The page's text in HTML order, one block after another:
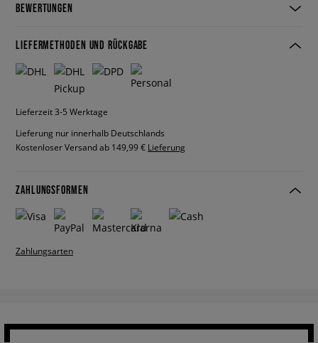
BEWERTUNGEN
LIEFERMETHODEN UND RÜCKGABE
Lieferzeit 3-5 Werktage
Lieferung nur innerhalb Deutschlands
Kostenloser Versand ab 149,99 € Lieferung
ZAHLUNGSFORMEN
Zahlungsarten